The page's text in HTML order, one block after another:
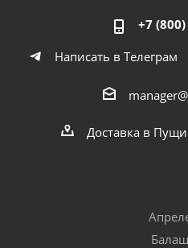
+7
Написать в Телеграм
Доставка в